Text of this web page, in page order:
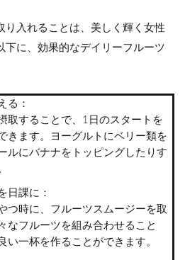
り入れることは、美しく輝く女性
下に、効果的なデイリーフルーツ
る：
取することで、1日のスタートを
きます。ヨーグルトにベリー類を
ルにバナナをトッピングしたりす
日課に：
つ時に、フルーツスムージーを取
なフルーツを組み合わせること
い一杯を作ることができます。